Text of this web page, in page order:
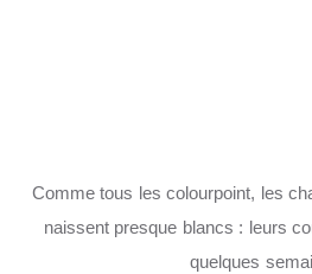
Comme tous les colourpoint, les
naissent presque blancs : leurs
quelques